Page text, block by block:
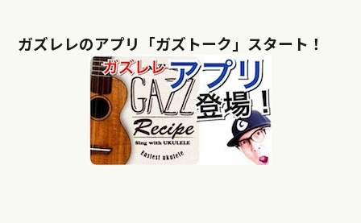
ガズレレのアプリ「ガズトーク」スタート！